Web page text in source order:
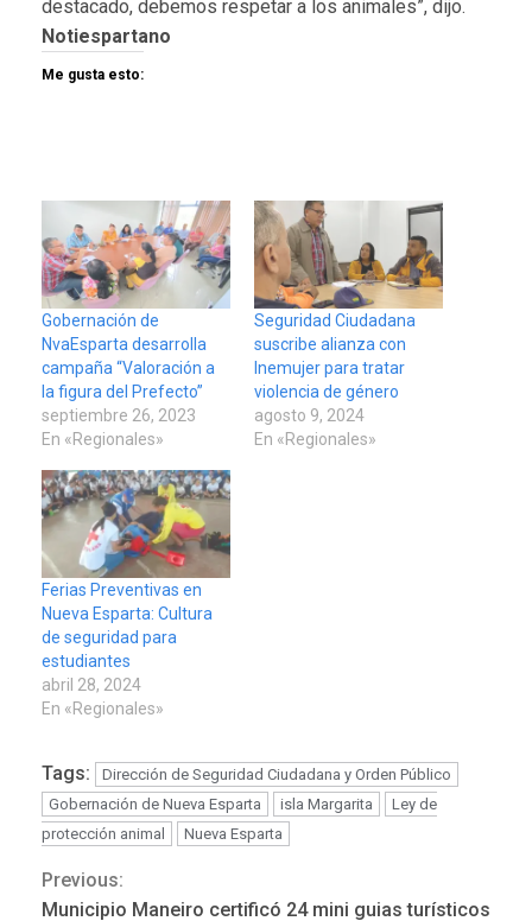
destacado, debemos respetar a los animales”, dijo.
Notiespartano
Me gusta esto:
Gobernación de
NvaEsparta desarrolla
campaña “Valoración a
la figura del Prefecto”
septiembre 26, 2023
En «Regionales»
Seguridad Ciudadana
suscribe alianza con
Inemujer para tratar
violencia de género
agosto 9, 2024
En «Regionales»
Ferias Preventivas en
Nueva Esparta: Cultura
de seguridad para
estudiantes
abril 28, 2024
En «Regionales»
Tags:
Dirección de Seguridad Ciudadana y Orden Público
Gobernación de Nueva Esparta
isla Margarita
Ley de
protección animal
Nueva Esparta
Continue
Previous:
Municipio Maneiro certificó 24 mini guias turísticos